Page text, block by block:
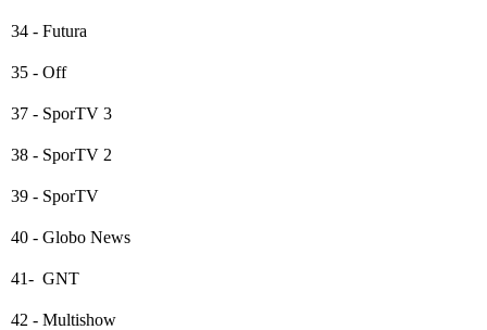
34 - Futura
35 - Off
37 - SporTV 3
38 - SporTV 2
39 - SporTV
40 - Globo News
41- GNT
42 - Multishow